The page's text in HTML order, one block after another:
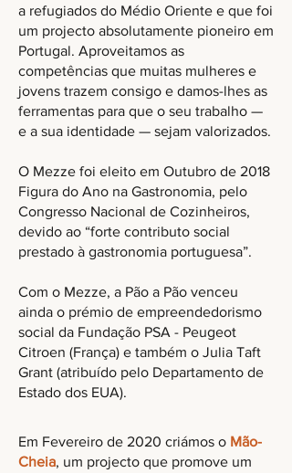
a refugiados do Médio Oriente e que foi
um projecto absolutamente pioneiro em
Portugal. Aproveitamos as
competências que muitas mulheres e
jovens trazem consigo e damos-lhes as
ferramentas para que o seu trabalho —
e a sua identidade — sejam valorizados.
O Mezze foi eleito em Outubro de 2018
Figura do Ano na Gastronomia, pelo
Congresso Nacional de Cozinheiros,
devido ao “forte contributo social
prestado à gastronomia portuguesa”.
Com o Mezze, a Pão a Pão venceu
ainda o prémio de empreendedorismo
social da Fundação PSA - Peugeot
Citroen (França) e também o Julia Taft
Grant (atribuído pelo Departamento de
Estado dos EUA).
Em Fevereiro de 2020 criámos o Mão-
Cheia, um projecto que promove um